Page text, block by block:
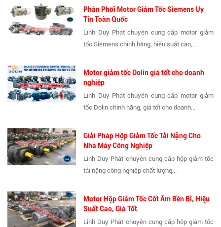
Phân Phối Motor Giảm Tốc Siemens Uy
Tín Toàn Quốc
Linh Duy Phát chuyên cung cấp motor giảm
tốc Siemens chính hãng, hiệu suất cao,...
Motor giảm tốc Dolin giá tốt cho doanh
nghiệp
Linh Duy Phát chuyên cung cấp motor giảm
tốc Dolin chính hãng, giá tốt cho doanh...
Giải Pháp Hộp Giảm Tốc Tải Nặng Cho
Nhà Máy Công Nghiệp
Linh Duy Phát chuyên cung cấp hộp giảm tốc
tải nặng công nghiệp chất lượng...
Motor Hộp Giảm Tốc Cốt Âm Bền Bỉ, Hiệu
Suất Cao, Giá Tốt
Linh Duy Phát chuyên cung cấp hộp giảm tốc